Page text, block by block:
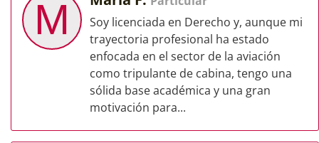
M
Soy licenciada en Derecho y, aunque mi
trayectoria profesional ha estado
enfocada en el sector de la aviación
como tripulante de cabina, tengo una
sólida base académica y una gran
motivación para...